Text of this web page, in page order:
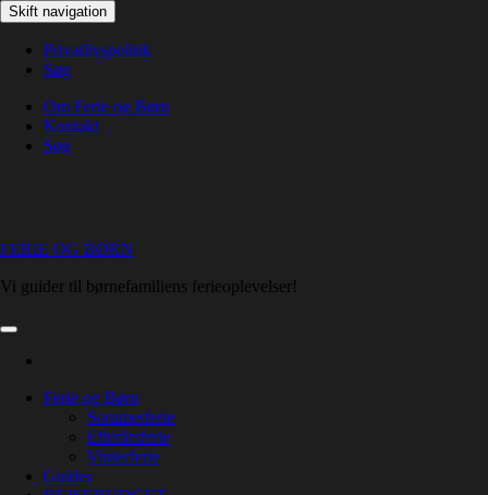
Skip
to
content
Skift navigation
Privatlivspolitik
Søg
Om Ferie og Børn
Kontakt
Søg
FERIE OG BØRN
Vi guider til børnefamiliens ferieoplevelser!
Ferie og Børn
Sommerferie
Efterårsferie
Vinterferie
Guides